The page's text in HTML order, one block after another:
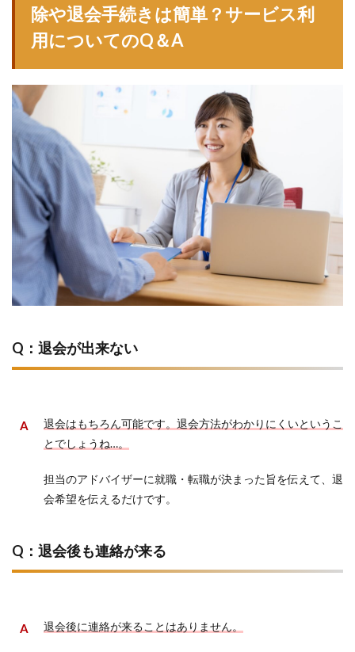
除や退会手続きは簡単？サービス利
用についてのQ＆A
Q：退会が出来ない
退会はもちろん可能です。退会方法がわかりにくいというこ
とでしょうね…。
担当のアドバイザーに就職・転職が決まった旨を伝えて、退
会希望を伝えるだけです。
Q：退会後も連絡が来る
退会後に連絡が来ることはありません。